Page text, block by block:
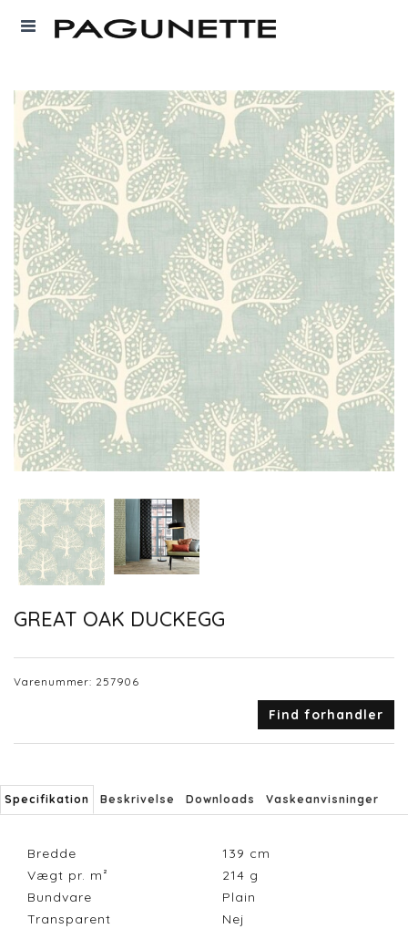
GREAT OAK DUCKEGG
Varenummer: 257906
Find forhandler
Specifikation Beskrivelse Downloads Vaskeanvisninger
Bredde 139 cm
Vægt pr. m²
214 g
Bundvare
Plain
Transparent
Nej